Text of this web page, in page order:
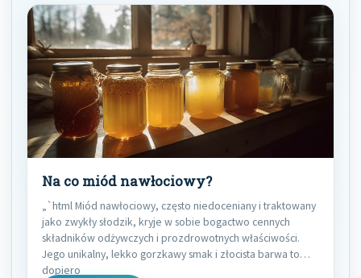
Na co miód nawłociowy?
„`html Miód nawłociowy, często niedoceniany i traktowany
jako zwykły słodzik, kryje w sobie bogactwo cennych
składników odżywczych i prozdrowotnych właściwości.
Jego unikalny, lekko gorzkawy smak i złocista barwa to
dopiero